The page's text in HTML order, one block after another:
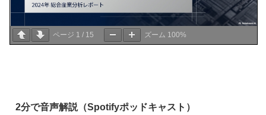
ページ 1 / 15 ズーム 100%
2分で音声解説（Spotifyポッドキャスト）